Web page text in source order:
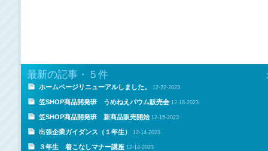
最新の記事・５件
ホームページリニューアルしました。 12-22-2023
笠SHOP商品開発班 うめねえバウム販売会 12-18-2023
笠SHOP商品開発班 新商品販売開始 12-15-2023
出張企業ガイダンス（１年生） 12-14-2023
３年生 着こなしマナー講座 12-14-2023